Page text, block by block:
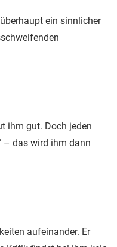
ein sinnlicher
ihm gut. Doch jeden
– das wird ihm dann
aufeinander. Er